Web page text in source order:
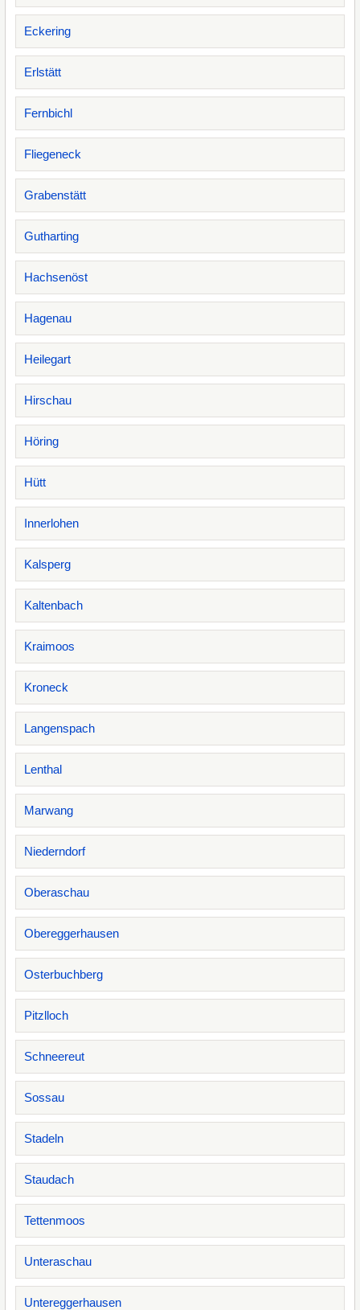
Eckering
Erlstätt
Fernbichl
Fliegeneck
Grabenstätt
Gutharting
Hachsenöst
Hagenau
Heilegart
Hirschau
Höring
Hütt
Innerlohen
Kalsperg
Kaltenbach
Kraimoos
Kroneck
Langenspach
Lenthal
Marwang
Niederndorf
Oberaschau
Obereggerhausen
Osterbuchberg
Pitzlloch
Schneereut
Sossau
Stadeln
Staudach
Tettenmoos
Unteraschau
Untereggerhausen